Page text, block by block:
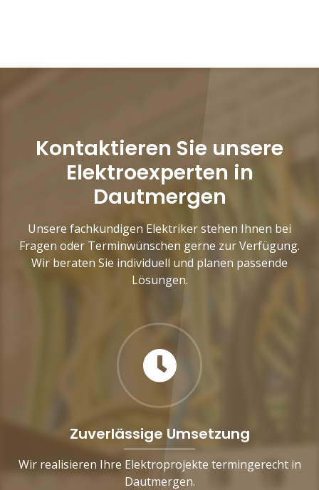
Kontaktieren Sie unsere
Elektroexperten in
Dautmergen
Unsere fachkundigen Elektriker stehen Ihnen bei
Fragen oder Terminwünschen gerne zur Verfügung.
Wir beraten Sie individuell und planen passende
Lösungen.
Zuverlässige Umsetzung
Wir realisieren Ihre Elektroprojekte termingerecht in
Dautmergen.